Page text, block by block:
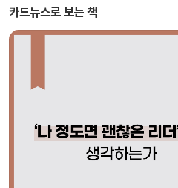
카드뉴스로 보는 책